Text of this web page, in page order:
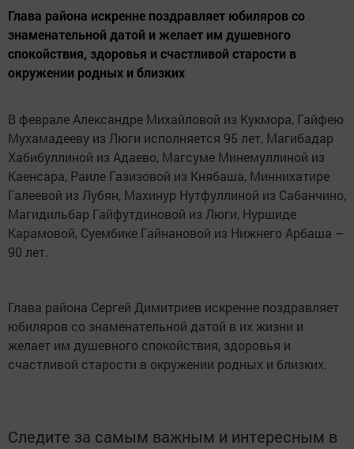
Глава района искренне поздравляет юбиляров со
знаменательной датой и желает им душевного
спокойствия, здоровья и счастливой старости в
окружении родных и близких
В феврале Александре Михайловой из Кукмора, Гайфею
Мухамадееву из Люги исполняется 95 лет, Магибадар
Хабибуллиной из Адаево, Магсуме Минемуллиной из
Каенсара, Раиле Газизовой из Княбаша, Миннихатире
Галеевой из Лубян, Махинур Нутфуллиной из Сабанчино,
Магидильбар Гайфутдиновой из Люги, Нуршиде
Карамовой, Суембике Гайнановой из Нижнего Арбаша –
90 лет.
Глава района Сергей Димитриев искренне поздравляет
юбиляров со знаменательной датой в их жизни и
желает им душевного спокойствия, здоровья и
счастливой старости в окружении родных и близких.
Следите за самым важным и интересным в